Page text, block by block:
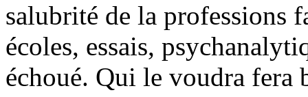
salubrité de la professions
écoles, essais,
échoué. Qui le voudra fera